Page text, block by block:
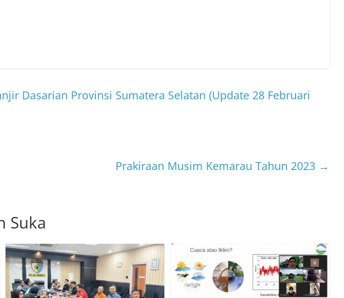
Dasarian Provinsi Sumatera Selatan (Update 28 Februari
Prakiraan Musim Kemarau Tahun 2023 →
Suka